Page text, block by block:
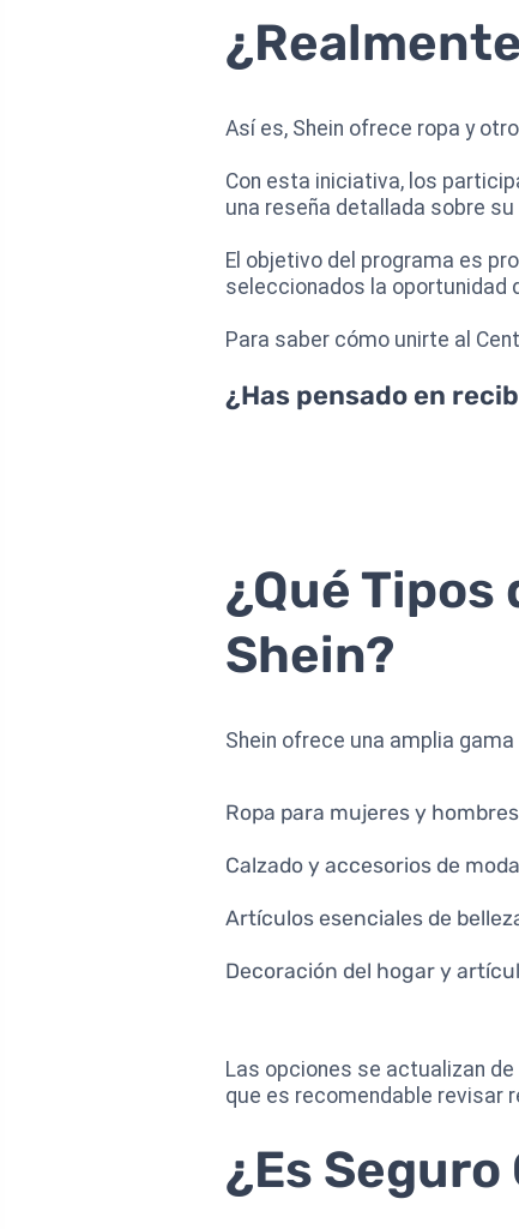
Así es, Shein ofrece ropa y
Con esta iniciativa, los
una reseña detallada sobre
El objetivo del programa es
seleccionados la oportunidad
Para saber cómo unirte al
¿Has pensado en
¿Qué
Shein?
Shein ofrece una amplia
Ropa para mujeres y hombres
Calzado y accesorios de moda
Artículos esenciales de
Decoración del hogar y
Las opciones se actualizan
que es recomendable revisar
¿Es